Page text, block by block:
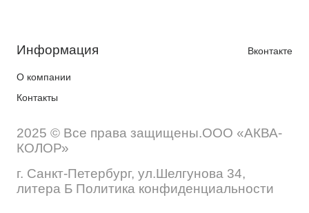
Информация
О компании
Контакты
Вконтакте
2025 © Все права защищены.ООО «АКВА-
КОЛОР»
г. Санкт-Петербург, ул.Шелгунова 34,
литера Б Политика конфиденциальности